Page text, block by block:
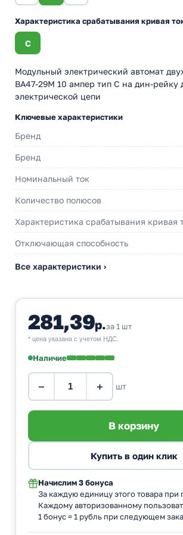
Характеристика срабатывания кривая
C
Модульный электрический автомат
ВА47-29М 10 ампер тип С на дин-рейку
электрической цепи
Ключевые характеристики
Бренд
Бренд
Номинальный ток
Количество полюсов
Характеристика срабатывания кривая
Отключающая способность
Все характеристики ›
281,39р.за 1 шт
* цена указана с учетом НДС.
Наличие
− + шт
Начислим 3 бонуса
За каждую единицу этого товара при
Каждому авторизованному
1 бонус = 1 рубль при следующем